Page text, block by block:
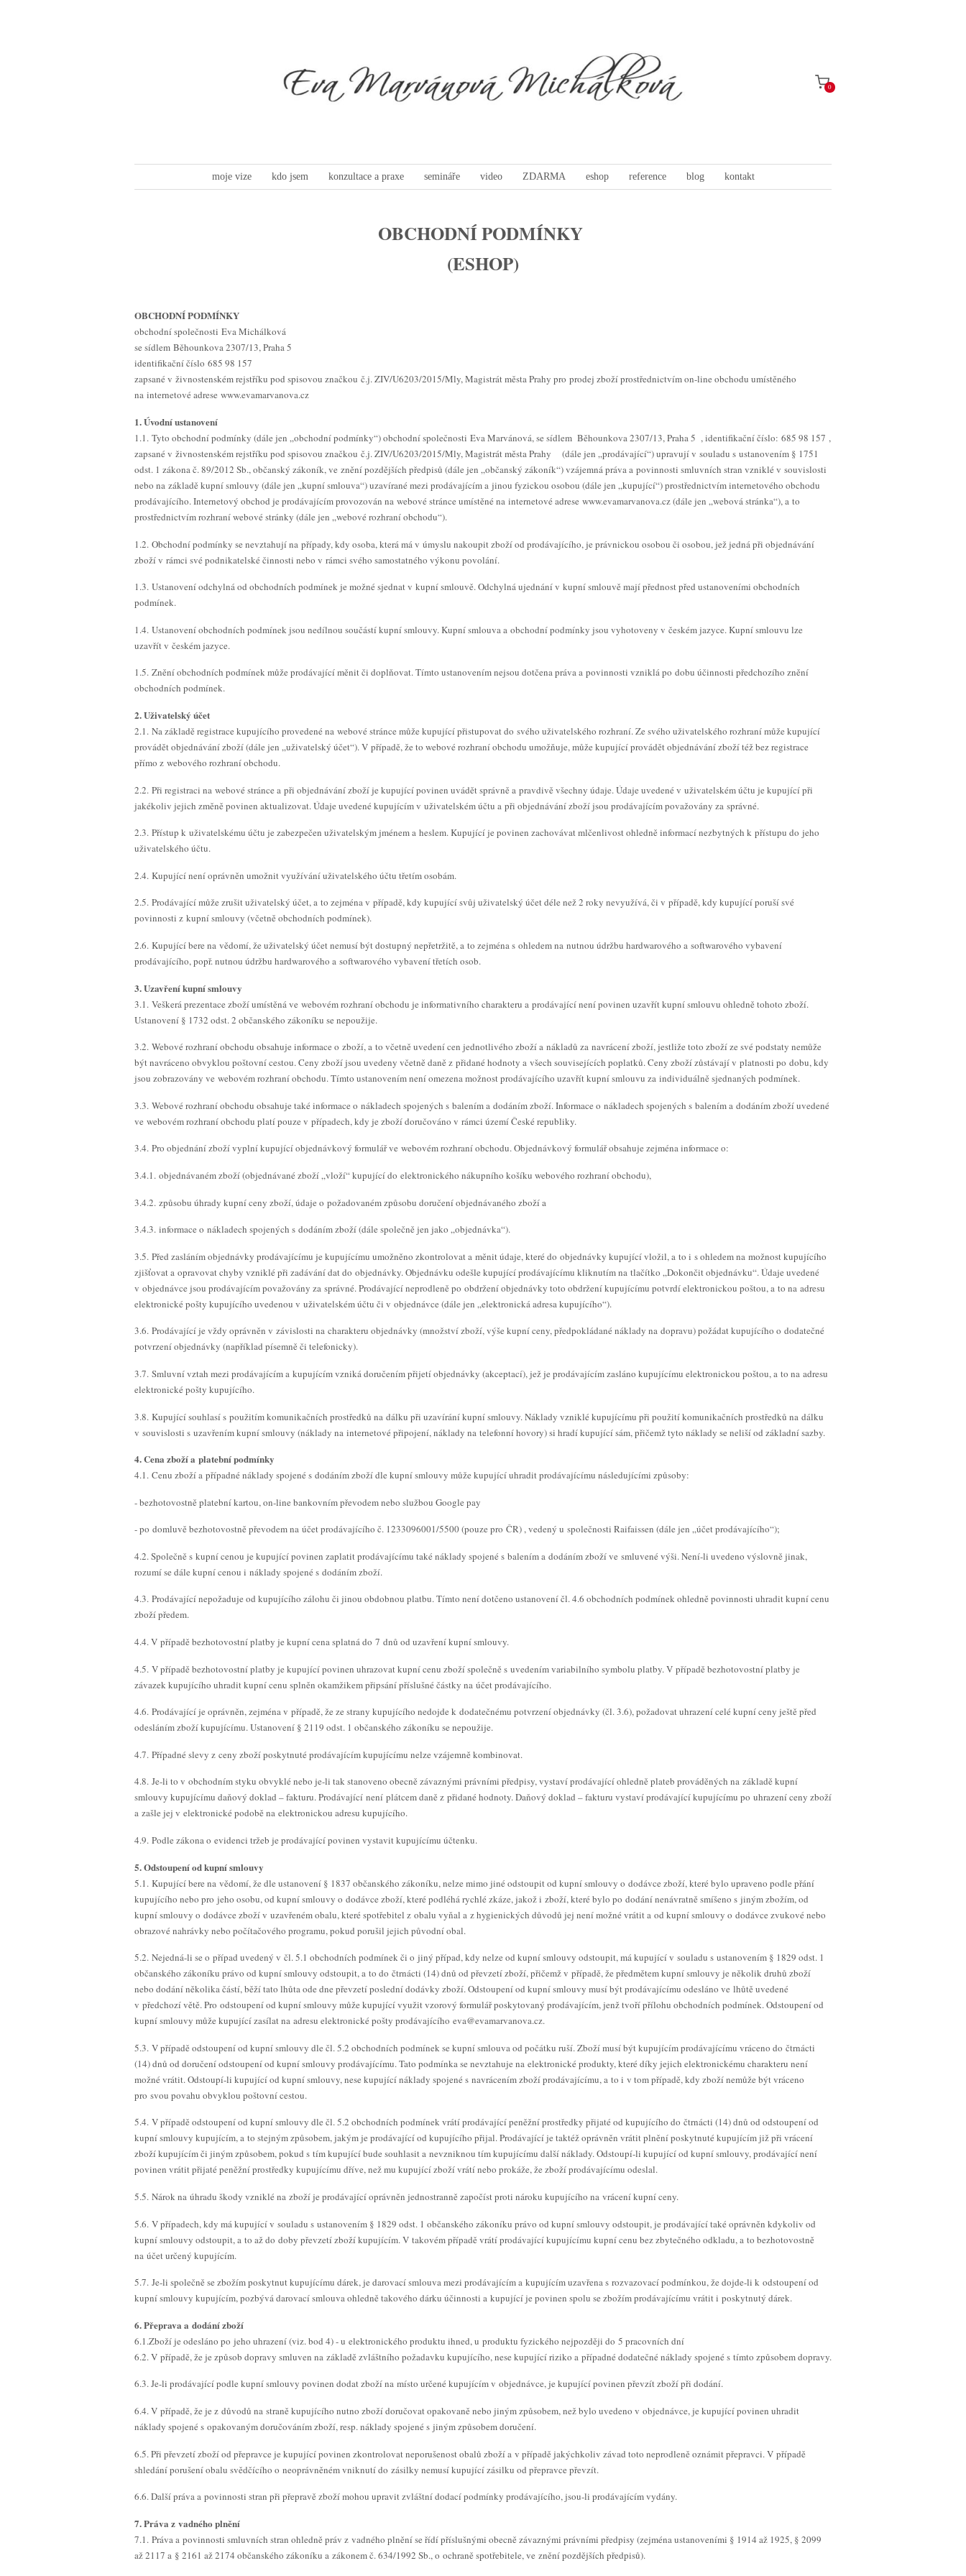
0
moje vize kdo jsem konzultace a praxe semináře video ZDARMA eshop reference blog kontakt
OBCHODNÍ PODMÍNKY
(ESHOP)
OBCHODNÍ PODMÍNKY
obchodní společnosti Eva Michálková
se sídlem Běhounkova 2307/13, Praha 5
identifikační číslo 685 98 157
zapsané v živnostenském rejstříku pod spisovou značkou č.j. ZIV/U6203/2015/Mly, Magistrát města Prahy pro prodej zboží prostřednictvím on-line obchodu umístěného
na internetové adrese www.evamarvanova.cz
1. Úvodní ustanovení
1.1. Tyto obchodní podmínky (dále jen „obchodní podmínky“) obchodní společnosti Eva Marvánová, se sídlem Běhounkova 2307/13, Praha 5 , identifikační číslo: 685 98 157 ,
zapsané v živnostenském rejstříku pod spisovou značkou č.j. ZIV/U6203/2015/Mly, Magistrát města Prahy (dále jen „prodávající“) upravují v souladu s ustanovením § 1751
odst. 1 zákona č. 89/2012 Sb., občanský zákoník, ve znění pozdějších předpisů (dále jen „občanský zákoník“) vzájemná práva a povinnosti smluvních stran vzniklé v souvislosti
nebo na základě kupní smlouvy (dále jen „kupní smlouva“) uzavírané mezi prodávajícím a jinou fyzickou osobou (dále jen „kupující“) prostřednictvím internetového obchodu
prodávajícího. Internetový obchod je prodávajícím provozován na webové stránce umístěné na internetové adrese www.evamarvanova.cz (dále jen „webová stránka“), a to
prostřednictvím rozhraní webové stránky (dále jen „webové rozhraní obchodu“).
1.2. Obchodní podmínky se nevztahují na případy, kdy osoba, která má v úmyslu nakoupit zboží od prodávajícího, je právnickou osobou či osobou, jež jedná při objednávání
zboží v rámci své podnikatelské činnosti nebo v rámci svého samostatného výkonu povolání.
1.3. Ustanovení odchylná od obchodních podmínek je možné sjednat v kupní smlouvě. Odchylná ujednání v kupní smlouvě mají přednost před ustanoveními obchodních
podmínek.
1.4. Ustanovení obchodních podmínek jsou nedílnou součástí kupní smlouvy. Kupní smlouva a obchodní podmínky jsou vyhotoveny v českém jazyce. Kupní smlouvu lze
uzavřít v českém jazyce.
1.5. Znění obchodních podmínek může prodávající měnit či doplňovat. Tímto ustanovením nejsou dotčena práva a povinnosti vzniklá po dobu účinnosti předchozího znění
obchodních podmínek.
2. Uživatelský účet
2.1. Na základě registrace kupujícího provedené na webové stránce může kupující přistupovat do svého uživatelského rozhraní. Ze svého uživatelského rozhraní může kupující
provádět objednávání zboží (dále jen „uživatelský účet“). V případě, že to webové rozhraní obchodu umožňuje, může kupující provádět objednávání zboží též bez registrace
přímo z webového rozhraní obchodu.
2.2. Při registraci na webové stránce a při objednávání zboží je kupující povinen uvádět správně a pravdivě všechny údaje. Údaje uvedené v uživatelském účtu je kupující při
jakékoliv jejich změně povinen aktualizovat. Údaje uvedené kupujícím v uživatelském účtu a při objednávání zboží jsou prodávajícím považovány za správné.
2.3. Přístup k uživatelskému účtu je zabezpečen uživatelským jménem a heslem. Kupující je povinen zachovávat mlčenlivost ohledně informací nezbytných k přístupu do jeho
uživatelského účtu.
2.4. Kupující není oprávněn umožnit využívání uživatelského účtu třetím osobám.
2.5. Prodávající může zrušit uživatelský účet, a to zejména v případě, kdy kupující svůj uživatelský účet déle než 2 roky nevyužívá, či v případě, kdy kupující poruší své
povinnosti z kupní smlouvy (včetně obchodních podmínek).
2.6. Kupující bere na vědomí, že uživatelský účet nemusí být dostupný nepřetržitě, a to zejména s ohledem na nutnou údržbu hardwarového a softwarového vybavení
prodávajícího, popř. nutnou údržbu hardwarového a softwarového vybavení třetích osob.
3. Uzavření kupní smlouvy
3.1. Veškerá prezentace zboží umístěná ve webovém rozhraní obchodu je informativního charakteru a prodávající není povinen uzavřít kupní smlouvu ohledně tohoto zboží.
Ustanovení § 1732 odst. 2 občanského zákoníku se nepoužije.
3.2. Webové rozhraní obchodu obsahuje informace o zboží, a to včetně uvedení cen jednotlivého zboží a nákladů za navrácení zboží, jestliže toto zboží ze své podstaty nemůže
být navráceno obvyklou poštovní cestou. Ceny zboží jsou uvedeny včetně daně z přidané hodnoty a všech souvisejících poplatků. Ceny zboží zůstávají v platnosti po dobu, kdy
jsou zobrazovány ve webovém rozhraní obchodu. Tímto ustanovením není omezena možnost prodávajícího uzavřít kupní smlouvu za individuálně sjednaných podmínek.
3.3. Webové rozhraní obchodu obsahuje také informace o nákladech spojených s balením a dodáním zboží. Informace o nákladech spojených s balením a dodáním zboží uvedené
ve webovém rozhraní obchodu platí pouze v případech, kdy je zboží doručováno v rámci území České republiky.
3.4. Pro objednání zboží vyplní kupující objednávkový formulář ve webovém rozhraní obchodu. Objednávkový formulář obsahuje zejména informace o:
3.4.1. objednávaném zboží (objednávané zboží „vloží“ kupující do elektronického nákupního košíku webového rozhraní obchodu),
3.4.2. způsobu úhrady kupní ceny zboží, údaje o požadovaném způsobu doručení objednávaného zboží a
3.4.3. informace o nákladech spojených s dodáním zboží (dále společně jen jako „objednávka“).
3.5. Před zasláním objednávky prodávajícímu je kupujícímu umožněno zkontrolovat a měnit údaje, které do objednávky kupující vložil, a to i s ohledem na možnost kupujícího
zjišťovat a opravovat chyby vzniklé při zadávání dat do objednávky. Objednávku odešle kupující prodávajícímu kliknutím na tlačítko „Dokončit objednávku“. Údaje uvedené
v objednávce jsou prodávajícím považovány za správné. Prodávající neprodleně po obdržení objednávky toto obdržení kupujícímu potvrdí elektronickou poštou, a to na adresu
elektronické pošty kupujícího uvedenou v uživatelském účtu či v objednávce (dále jen „elektronická adresa kupujícího“).
3.6. Prodávající je vždy oprávněn v závislosti na charakteru objednávky (množství zboží, výše kupní ceny, předpokládané náklady na dopravu) požádat kupujícího o dodatečné
potvrzení objednávky (například písemně či telefonicky).
3.7. Smluvní vztah mezi prodávajícím a kupujícím vzniká doručením přijetí objednávky (akceptací), jež je prodávajícím zasláno kupujícímu elektronickou poštou, a to na adresu
elektronické pošty kupujícího.
3.8. Kupující souhlasí s použitím komunikačních prostředků na dálku při uzavírání kupní smlouvy. Náklady vzniklé kupujícímu při použití komunikačních prostředků na dálku
v souvislosti s uzavřením kupní smlouvy (náklady na internetové připojení, náklady na telefonní hovory) si hradí kupující sám, přičemž tyto náklady se neliší od základní sazby.
4. Cena zboží a platební podmínky
4.1. Cenu zboží a případné náklady spojené s dodáním zboží dle kupní smlouvy může kupující uhradit prodávajícímu následujícími způsoby:
- bezhotovostně platební kartou, on-line bankovním převodem nebo službou Google pay
- po domluvě bezhotovostně převodem na účet prodávajícího č. 1233096001/5500 (pouze pro ČR) , vedený u společnosti Raifaissen (dále jen „účet prodávajícího“);
4.2. Společně s kupní cenou je kupující povinen zaplatit prodávajícímu také náklady spojené s balením a dodáním zboží ve smluvené výši. Není-li uvedeno výslovně jinak,
rozumí se dále kupní cenou i náklady spojené s dodáním zboží.
4.3. Prodávající nepožaduje od kupujícího zálohu či jinou obdobnou platbu. Tímto není dotčeno ustanovení čl. 4.6 obchodních podmínek ohledně povinnosti uhradit kupní cenu
zboží předem.
4.4. V případě bezhotovostní platby je kupní cena splatná do 7 dnů od uzavření kupní smlouvy.
4.5. V případě bezhotovostní platby je kupující povinen uhrazovat kupní cenu zboží společně s uvedením variabilního symbolu platby. V případě bezhotovostní platby je
závazek kupujícího uhradit kupní cenu splněn okamžikem připsání příslušné částky na účet prodávajícího.
4.6. Prodávající je oprávněn, zejména v případě, že ze strany kupujícího nedojde k dodatečnému potvrzení objednávky (čl. 3.6), požadovat uhrazení celé kupní ceny ještě před
odesláním zboží kupujícímu. Ustanovení § 2119 odst. 1 občanského zákoníku se nepoužije.
4.7. Případné slevy z ceny zboží poskytnuté prodávajícím kupujícímu nelze vzájemně kombinovat.
4.8. Je-li to v obchodním styku obvyklé nebo je-li tak stanoveno obecně závaznými právními předpisy, vystaví prodávající ohledně plateb prováděných na základě kupní
smlouvy kupujícímu daňový doklad – fakturu. Prodávající není plátcem daně z přidané hodnoty. Daňový doklad – fakturu vystaví prodávající kupujícímu po uhrazení ceny zboží
a zašle jej v elektronické podobě na elektronickou adresu kupujícího.
4.9. Podle zákona o evidenci tržeb je prodávající povinen vystavit kupujícímu účtenku.
5. Odstoupení od kupní smlouvy
5.1. Kupující bere na vědomí, že dle ustanovení § 1837 občanského zákoníku, nelze mimo jiné odstoupit od kupní smlouvy o dodávce zboží, které bylo upraveno podle přání
kupujícího nebo pro jeho osobu, od kupní smlouvy o dodávce zboží, které podléhá rychlé zkáze, jakož i zboží, které bylo po dodání nenávratně smíšeno s jiným zbožím, od
kupní smlouvy o dodávce zboží v uzavřeném obalu, které spotřebitel z obalu vyňal a z hygienických důvodů jej není možné vrátit a od kupní smlouvy o dodávce zvukové nebo
obrazové nahrávky nebo počítačového programu, pokud porušil jejich původní obal.
5.2. Nejedná-li se o případ uvedený v čl. 5.1 obchodních podmínek či o jiný případ, kdy nelze od kupní smlouvy odstoupit, má kupující v souladu s ustanovením § 1829 odst. 1
občanského zákoníku právo od kupní smlouvy odstoupit, a to do čtrnácti (14) dnů od převzetí zboží, přičemž v případě, že předmětem kupní smlouvy je několik druhů zboží
nebo dodání několika částí, běží tato lhůta ode dne převzetí poslední dodávky zboží. Odstoupení od kupní smlouvy musí být prodávajícímu odesláno ve lhůtě uvedené
v předchozí větě. Pro odstoupení od kupní smlouvy může kupující využit vzorový formulář poskytovaný prodávajícím, jenž tvoří přílohu obchodních podmínek. Odstoupení od
kupní smlouvy může kupující zasílat na adresu elektronické pošty prodávajícího eva@evamarvanova.cz.
5.3. V případě odstoupení od kupní smlouvy dle čl. 5.2 obchodních podmínek se kupní smlouva od počátku ruší. Zboží musí být kupujícím prodávajícímu vráceno do čtrnácti
(14) dnů od doručení odstoupení od kupní smlouvy prodávajícímu. Tato podmínka se nevztahuje na elektronické produkty, které díky jejich elektronickému charakteru není
možné vrátit. Odstoupí-li kupující od kupní smlouvy, nese kupující náklady spojené s navrácením zboží prodávajícímu, a to i v tom případě, kdy zboží nemůže být vráceno
pro svou povahu obvyklou poštovní cestou.
5.4. V případě odstoupení od kupní smlouvy dle čl. 5.2 obchodních podmínek vrátí prodávající peněžní prostředky přijaté od kupujícího do čtrnácti (14) dnů od odstoupení od
kupní smlouvy kupujícím, a to stejným způsobem, jakým je prodávající od kupujícího přijal. Prodávající je taktéž oprávněn vrátit plnění poskytnuté kupujícím již při vrácení
zboží kupujícím či jiným způsobem, pokud s tím kupující bude souhlasit a nevzniknou tím kupujícímu další náklady. Odstoupí-li kupující od kupní smlouvy, prodávající není
povinen vrátit přijaté peněžní prostředky kupujícímu dříve, než mu kupující zboží vrátí nebo prokáže, že zboží prodávajícímu odeslal.
5.5. Nárok na úhradu škody vzniklé na zboží je prodávající oprávněn jednostranně započíst proti nároku kupujícího na vrácení kupní ceny.
5.6. V případech, kdy má kupující v souladu s ustanovením § 1829 odst. 1 občanského zákoníku právo od kupní smlouvy odstoupit, je prodávající také oprávněn kdykoliv od
kupní smlouvy odstoupit, a to až do doby převzetí zboží kupujícím. V takovém případě vrátí prodávající kupujícímu kupní cenu bez zbytečného odkladu, a to bezhotovostně
na účet určený kupujícím.
5.7. Je-li společně se zbožím poskytnut kupujícímu dárek, je darovací smlouva mezi prodávajícím a kupujícím uzavřena s rozvazovací podmínkou, že dojde-li k odstoupení od
kupní smlouvy kupujícím, pozbývá darovací smlouva ohledně takového dárku účinnosti a kupující je povinen spolu se zbožím prodávajícímu vrátit i poskytnutý dárek.
6. Přeprava a dodání zboží
6.1.Zboží je odesláno po jeho uhrazení (viz. bod 4) - u elektronického produktu ihned, u produktu fyzického nejpozději do 5 pracovních dní
6.2. V případě, že je způsob dopravy smluven na základě zvláštního požadavku kupujícího, nese kupující riziko a případné dodatečné náklady spojené s tímto způsobem dopravy.
6.3. Je-li prodávající podle kupní smlouvy povinen dodat zboží na místo určené kupujícím v objednávce, je kupující povinen převzít zboží při dodání.
6.4. V případě, že je z důvodů na straně kupujícího nutno zboží doručovat opakovaně nebo jiným způsobem, než bylo uvedeno v objednávce, je kupující povinen uhradit
náklady spojené s opakovaným doručováním zboží, resp. náklady spojené s jiným způsobem doručení.
6.5. Při převzetí zboží od přepravce je kupující povinen zkontrolovat neporušenost obalů zboží a v případě jakýchkoliv závad toto neprodleně oznámit přepravci. V případě
shledání porušení obalu svědčícího o neoprávněném vniknutí do zásilky nemusí kupující zásilku od přepravce převzít.
6.6. Další práva a povinnosti stran při přepravě zboží mohou upravit zvláštní dodací podmínky prodávajícího, jsou-li prodávajícím vydány.
7. Práva z vadného plnění
7.1. Práva a povinnosti smluvních stran ohledně práv z vadného plnění se řídí příslušnými obecně závaznými právními předpisy (zejména ustanoveními § 1914 až 1925, § 2099
až 2117 a § 2161 až 2174 občanského zákoníku a zákonem č. 634/1992 Sb., o ochraně spotřebitele, ve znění pozdějších předpisů).